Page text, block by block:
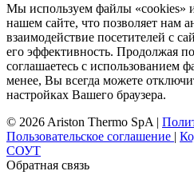
Мы используем файлы «cookies»
нашем сайте, что позволяет нам
взаимодействие посетителей с
его эффективность. Продолжая
соглашаетесь с использованием
менее, Вы всегда можете
настройках Вашего браузера.
© 2026 Ariston Thermo SpA |
Пользовательское соглашение |
СОУТ
Обратная связь